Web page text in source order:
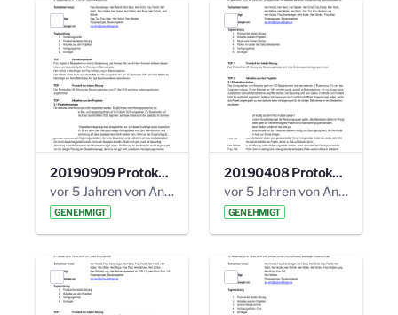
20190909 Protokoll 27. Steuerungskreis.pdf
vor 5 Jahren von Anni Schlumberger
GENEHMIGT
20190408 Protokoll 26. Steuerungskreis.pdf
vor 5 Jahren von Anni Schlumberger
GENEHMIGT